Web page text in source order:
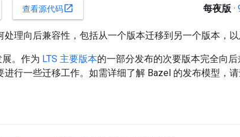
查看源代码open_in_new 每夜版 ·
处理向后兼容性，包括从一个版本迁移到另一个版本，以
。作为 LTS 主要版本的一部分发布的次要版本完全向
进行一些迁移工作。如需详细了解 Bazel 的发布模型，